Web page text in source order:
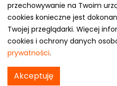
e-mail:
Copyright © 2000-
przechowywanie na Twoim
cookies konieczne jest
Twojej przeglądarki. Więcej
cookies i ochrony danych
prywatności.
Akceptuję